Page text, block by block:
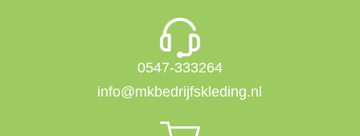
0547-333264
info@mkbedrijfskleding.nl